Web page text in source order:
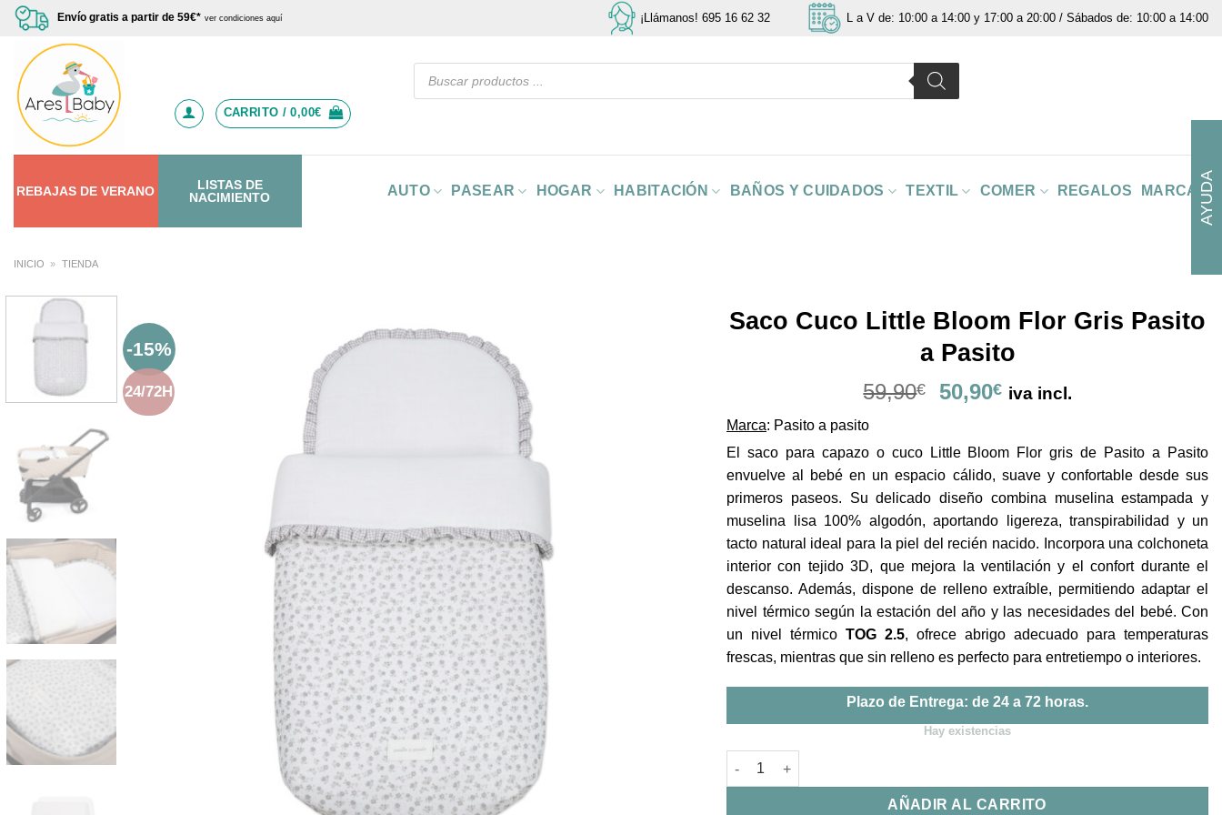
Saltar
contenido
Envío gratis a partir de 59€* ver condiciones aquí ¡Llámanos! 695 16 62 32 L a V de: 10:00 a 14:00 y 17:00 a 20:00 / Sábados de: 10:00 a 14:00
Búsqueda
CARRITO /0,00€
REBAJAS DEVERANO
LISTAS DE
NACIMIENTO
AUTO PASEAR HOGAR HABITACIÓN BAÑOS Y CUIDADOS TEXTIL COMER REGALOS MARCAS
INICIO » TIENDA
-15%
24/72H
Saco Cuco Little Bloom Flor Gris Pasito
a Pasito
59,90€
El
era:
59,90€.
50,90€El
es:
50,90€.
iva incl.
Marca: Pasito a pasito
El saco para capazo o cuco Little Bloom Flor gris de Pasito a Pasito
envuelve al bebé en un espacio cálido, suave y confortable desde sus
primeros paseos. Su delicado diseño combina muselina estampada y
muselina lisa 100% algodón, aportando ligereza, transpirabilidad y un
tacto natural ideal para la piel del recién nacido. Incorpora una colchoneta
interior con tejido 3D, que mejora la ventilación y el confort durante el
descanso. Además, dispone de relleno extraíble, permitiendo adaptar el
nivel térmico según la estación del año y las necesidades del bebé. Con
un nivel térmico TOG 2.5, ofrece abrigo adecuado para temperaturas
frescas, mientras que sin relleno es perfecto para entretiempo o interiores.
Plazo de Entrega: de 24 a 72 horas.
Hay existencias
Saco Cuco Little Bloom Flor Gris Pasito a Pasito cantidad
AÑADIR AL CARRITO
AYUDA